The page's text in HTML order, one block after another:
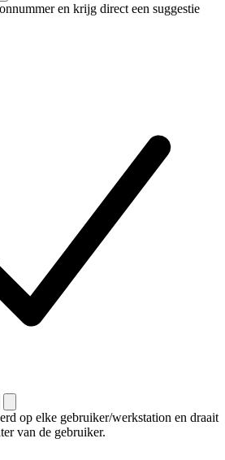
en krijg direct een suggestie
op elke gebruiker/werkstation en draait
van de gebruiker.